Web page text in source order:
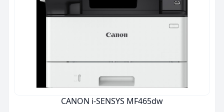
CANON i-SENSYS MF465dw